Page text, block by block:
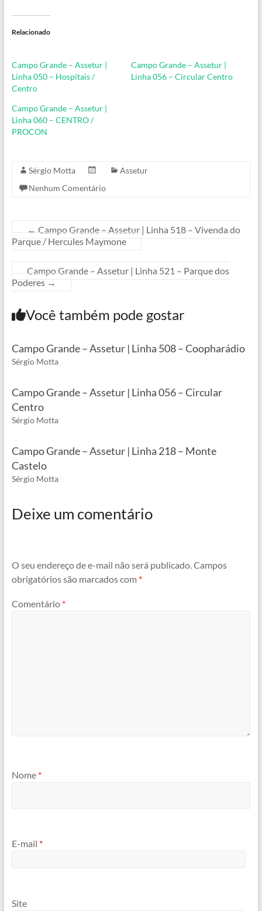
Relacionado
Campo Grande – Assetur |
Linha 050 – Hospitais /
Centro
Campo Grande – Assetur |
Linha 056 – Circular Centro
Campo Grande – Assetur |
Linha 060 – CENTRO /
PROCON
Sérgio Motta
Assetur
Nenhum Comentário
← Campo Grande – Assetur | Linha 518 – Vivenda do
Parque / Hercules Maymone
Campo Grande – Assetur | Linha 521 – Parque dos
Poderes →
Você também pode gostar
Campo Grande – Assetur | Linha 508 – Coopharádio
Sérgio Motta
Campo Grande – Assetur | Linha 056 – Circular
Centro
Sérgio Motta
Campo Grande – Assetur | Linha 218 – Monte
Castelo
Sérgio Motta
Deixe um comentário
O seu endereço de e-mail não será publicado.Campos
obrigatórios são marcados com *
Comentário *
Nome *
E-mail *
Site